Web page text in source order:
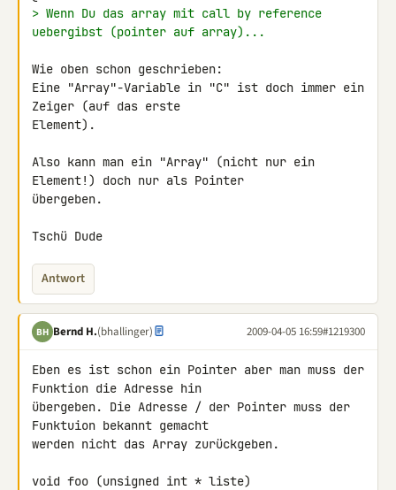
> Wenn Du das array mit call by reference
uebergibst (pointer auf array)...
Wie oben schon geschrieben:
Eine "Array"-Variable in "C" ist doch immer ein
Zeiger (auf das erste
Element).
Also kann man ein "Array" (nicht nur ein
Element!) doch nur als Pointer
übergeben.
Tschü Dude
Antwort
BH Bernd H.(bhallinger) 2009-04-05 16:59#1219300
Eben es ist schon ein Pointer aber man muss der
Funktion die Adresse hin
übergeben. Die Adresse / der Pointer muss der
Funktuion bekannt gemacht
werden nicht das Array zurückgeben.
void foo (unsigned int * liste)